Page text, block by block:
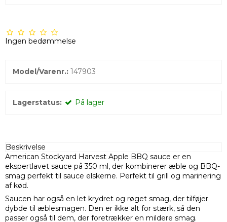
Ingen bedømmelse
Model/Varenr.: 147903
Lagerstatus: På lager
Beskrivelse
American Stockyard Harvest Apple BBQ sauce er en
ekspertlavet sauce på 350 ml, der kombinerer æble og BBQ-
smag perfekt til sauce elskerne. Perfekt til grill og marinering
af kød.
Saucen har også en let krydret og røget smag, der tilføjer
dybde til æblesmagen. Den er ikke alt for stærk, så den
passer også til dem, der foretrækker en mildere smag.